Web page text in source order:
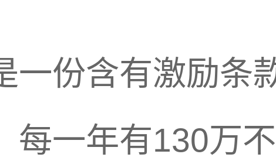
一份含有激励条
每一年有130万